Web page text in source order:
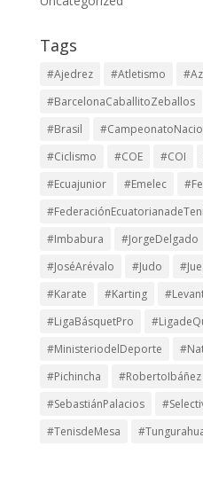
Tags
#Ajedrez #Atletismo
#BarcelonaCaballitoZeballos
#Brasil
#Ciclismo
#COE #COI
#Ecuajunior
#Emelec
#Imbabura
#JorgeDelgado
#JoséArévalo
#Judo
#Karate
#Karting
#LigaBásquetPro
#MinisteriodelDeporte
#Pichincha
#RobertoIbáñez
#SebastiánPalacios
#TenisdeMesa